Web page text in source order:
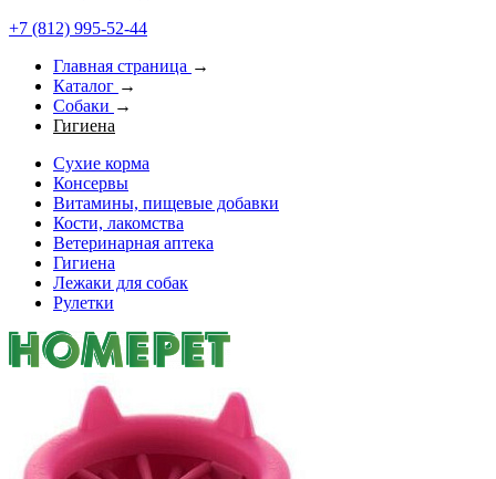
+7 (812) 995-52-44
Главная страница →
Каталог →
Собаки →
Гигиена
Сухие корма
Консервы
Витамины, пищевые добавки
Кости, лакомства
Ветеринарная аптека
Гигиена
Лежаки для собак
Рулетки